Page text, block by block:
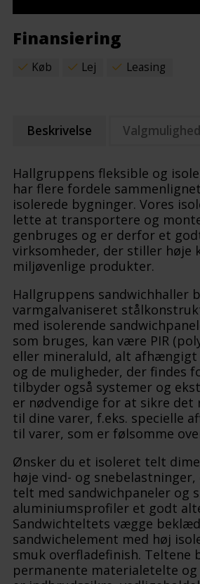
Beskrivelse
Hallgruppens fleksible og
har flere fordele
isolerede bygninger. Vores
lette at transportere og
genbruges og er derfor et
virksomheder, der stiller høje
miljøvenlige produkter.
Hallgruppens sandwichhaller
varmgalvaniseret
med isolerende
som bruges, kan være PIR
eller mineraluld, alt afhængigt
og de muligheder, der findes
tilbyder også systemer og
er nødvendige for at sikre
til dine varer, f.eks. specielle
til varer, som er følsomme
Ønsker du et isoleret telt
høje vind- og
telt med sandwichpaneler og
aluminiumsprofiler et godt
Sandwichteltets vægge
sandwichelement med høj
smuk overfladefinish. Teltene
permanente materialetelte
Finansiering
Køb Lej Leasing